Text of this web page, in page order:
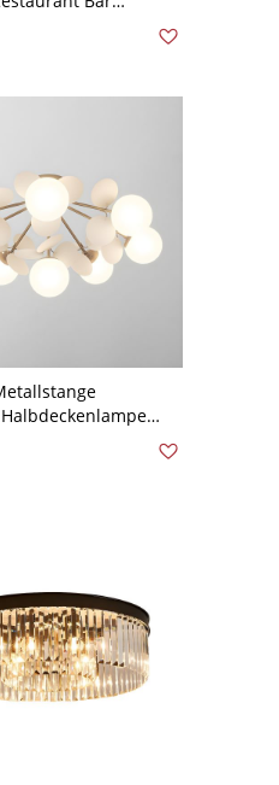
- 110V-120V Weiß
Deckenleuchte - Weiß